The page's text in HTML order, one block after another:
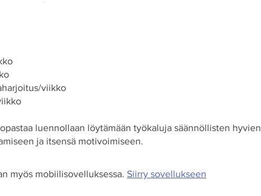
viikko
luennollaan löytämään työkaluja säännöllisten hyvien
ja itsensä motivoimiseen.
myös mobiilisovelluksessa. Siirry sovellukseen